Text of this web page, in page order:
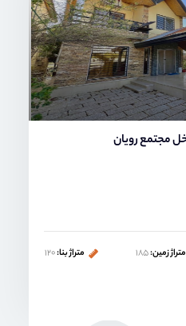
متراژ زمین:۱۸۵ متراژ بنا:۱۲۰